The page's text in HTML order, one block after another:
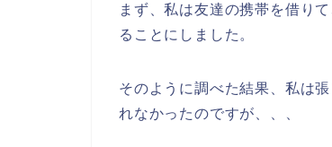
まず、私は友達の携帯を借り
ることにしました。
そのように調べた結果、私は
れなかったのですが、、、